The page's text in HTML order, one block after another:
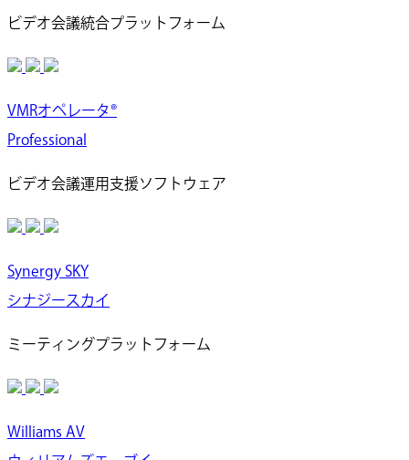
ビデオ会議統合プラットフォーム
VMRオペレータ®
Professional
ビデオ会議運用支援ソフトウェア
Synergy SKY
シナジースカイ
ミーティングプラットフォーム
Williams AV